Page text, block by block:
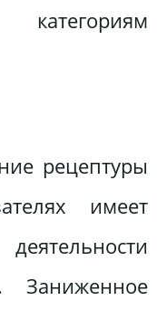
категориям
рецептуры
имеет
Заниженное